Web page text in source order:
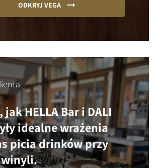
ODKRYJ VEGA
HELLA Bar i DALI
idealne wrażenia
picia drinków przy